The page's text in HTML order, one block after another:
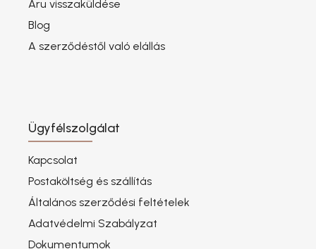
Áru visszaküldése
Blog
A szerződéstől való elállás
Ügyfélszolgálat
Kapcsolat
Postaköltség és szállítás
Általános szerződési feltételek
Adatvédelmi Szabályzat
Dokumentumok